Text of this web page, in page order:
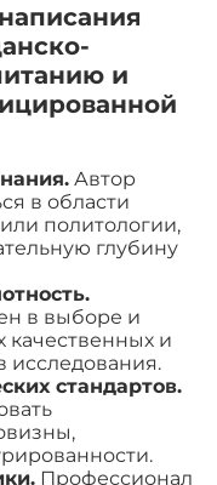
и
Автор
в области
политологии,
глубину
в выборе и
и
исследования.
стандартов.
Профессионал